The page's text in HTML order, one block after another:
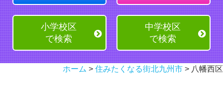
小学校区
で検索
中学校区
で検索
ホーム > 住みたくなる街北九州市 > 八幡西区